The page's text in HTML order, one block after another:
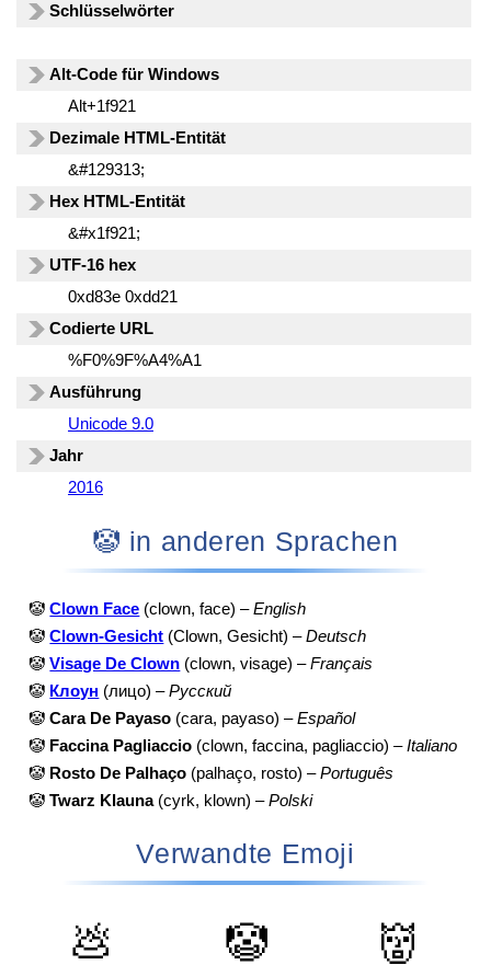
Schlüsselwörter
Alt-Code für Windows
Alt+1f921
Dezimale HTML-Entität
&#129313;
Hex HTML-Entität
&#x1f921;
UTF-16 hex
0xd83e 0xdd21
Codierte URL
%F0%9F%A4%A1
Ausführung
Unicode 9.0
Jahr
2016
🤡 in anderen Sprachen
🤡 Clown Face (clown, face) –English
🤡 Clown-Gesicht (Clown, Gesicht) –Deutsch
🤡 Visage De Clown (clown, visage) –Français
🤡 Клоун (лицо) –Русский
🤡 Cara De Payaso (cara, payaso) –Español
🤡 Faccina Pagliaccio (clown, faccina, pagliaccio) –Italiano
🤡 Rosto De Palhaço (palhaço, rosto) –Português
🤡 Twarz Klauna(cyrk, klown) –Polski
Verwandte Emoji
💩 🤡 👹